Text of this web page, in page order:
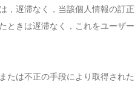
遅滞なく，当該個人情報の訂正
きは遅滞なく，これをユーザー
は不正の手段により取得され